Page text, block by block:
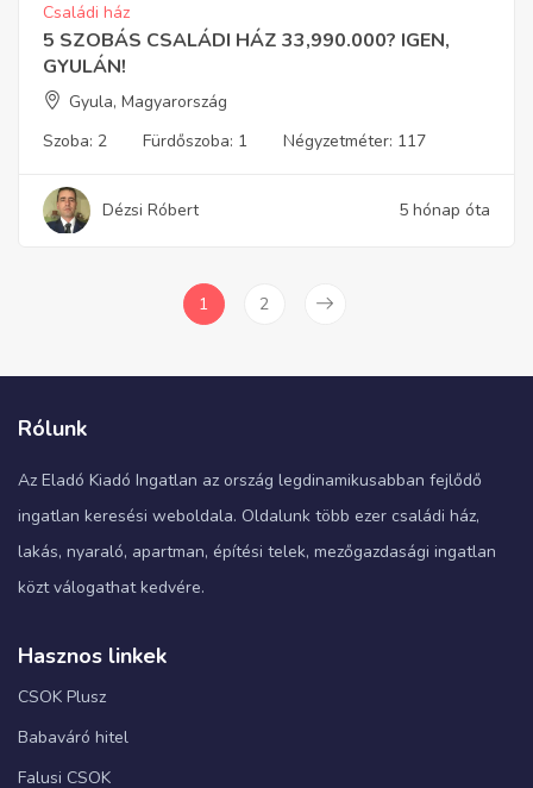
Családi ház
5 SZOBÁS CSALÁDI HÁZ 33,990.000? IGEN,
GYULÁN!
Gyula, Magyarország
Szoba: 2 Fürdőszoba: 1 Négyzetméter: 117
Dézsi Róbert 5 hónap óta
1 2
Rólunk
Az Eladó Kiadó Ingatlan az ország legdinamikusabban fejlődő
ingatlan keresési weboldala. Oldalunk több ezer családi ház,
lakás, nyaraló, apartman, építési telek, mezőgazdasági ingatlan
közt válogathat kedvére.
Hasznos linkek
CSOK Plusz
Babaváró hitel
Falusi CSOK